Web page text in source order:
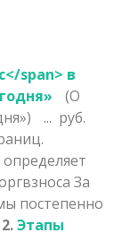
span> в
(О
... руб.
а За
постепенно
2.Этапы